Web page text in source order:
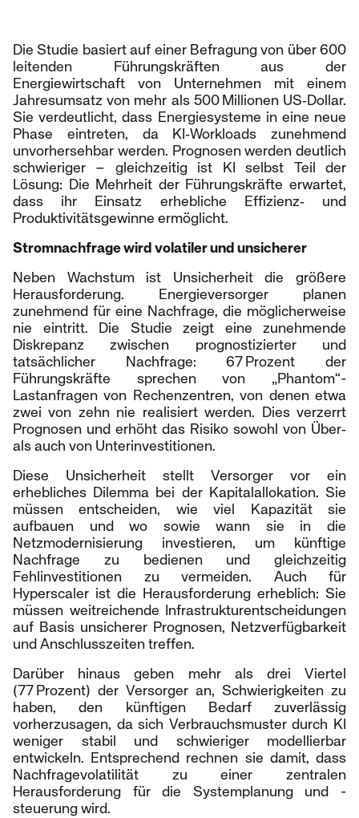
Die Studie basiert auf einer Befragung von über 600
leitenden Führungskräften aus der
Energiewirtschaft von Unternehmen mit einem
Jahresumsatz von mehr als 500 Millionen US‑Dollar.
Sie verdeutlicht, dass Energiesysteme in eine neue
Phase eintreten, da KI‑Workloads zunehmend
unvorhersehbar werden. Prognosen werden deutlich
schwieriger – gleichzeitig ist KI selbst Teil der
Lösung: Die Mehrheit der Führungskräfte erwartet,
dass ihr Einsatz erhebliche Effizienz‑ und
Produktivitätsgewinne ermöglicht.
Stromnachfrage wird volatiler und unsicherer
Neben Wachstum ist Unsicherheit die größere
Herausforderung. Energieversorger planen
zunehmend für eine Nachfrage, die möglicherweise
nie eintritt. Die Studie zeigt eine zunehmende
Diskrepanz zwischen prognostizierter und
tatsächlicher Nachfrage: 67 Prozent der
Führungskräfte sprechen von „Phantom“-
Lastanfragen von Rechenzentren, von denen etwa
zwei von zehn nie realisiert werden. Dies verzerrt
Prognosen und erhöht das Risiko sowohl von Über‑
als auch von Unterinvestitionen.
Diese Unsicherheit stellt Versorger vor ein
erhebliches Dilemma bei der Kapitalallokation. Sie
müssen entscheiden, wie viel Kapazität sie
aufbauen und wo sowie wann sie in die
Netzmodernisierung investieren, um künftige
Nachfrage zu bedienen und gleichzeitig
Fehlinvestitionen zu vermeiden. Auch für
Hyperscaler ist die Herausforderung erheblich: Sie
müssen weitreichende Infrastrukturentscheidungen
auf Basis unsicherer Prognosen, Netzverfügbarkeit
und Anschlusszeiten treffen.
Darüber hinaus geben mehr als drei Viertel
(77 Prozent) der Versorger an, Schwierigkeiten zu
haben, den künftigen Bedarf zuverlässig
vorherzusagen, da sich Verbrauchsmuster durch KI
weniger stabil und schwieriger modellierbar
entwickeln. Entsprechend rechnen sie damit, dass
Nachfragevolatilität zu einer zentralen
Herausforderung für die Systemplanung und -
steuerung wird.